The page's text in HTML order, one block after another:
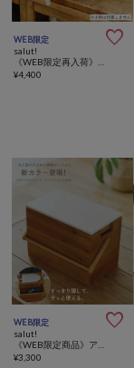
WEB限定 
salut!
¥4,400
WEB限定 
salut!
¥3,300